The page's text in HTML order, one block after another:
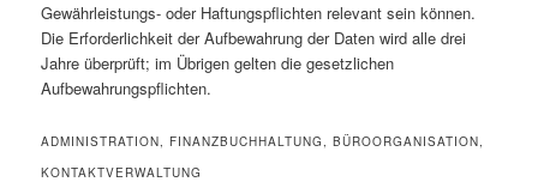
Gewährleistungs- oder Haftungspflichten relevant sein können.
Die Erforderlichkeit der Aufbewahrung der Daten wird alle drei
Jahre überprüft; im Übrigen gelten die gesetzlichen
Aufbewahrungspflichten.
ADMINISTRATION, FINANZBUCHHALTUNG, BÜROORGANISATION,
KONTAKTVERWALTUNG